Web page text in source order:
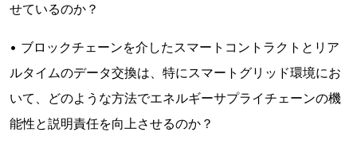
せているのか？
• ブロックチェーンを介したスマートコントラクトとリア
ルタイムのデータ交換は、特にスマートグリッド環境にお
いて、どのような方法でエネルギーサプライチェーンの機
能性と説明責任を向上させるのか？